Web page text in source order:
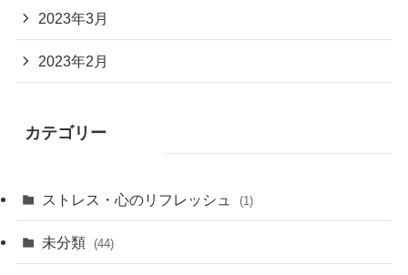
2023年3月
2023年2月
カテゴリー
ストレス・心のリフレッシュ (1)
未分類 (44)